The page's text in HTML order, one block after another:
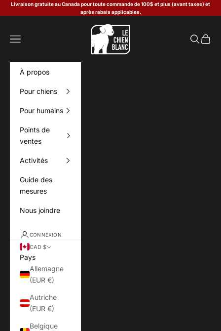
Passer au contenu
Livraison gratuite au Canada pour toute commande de 100$ et plus (avant taxes) et
après rabais applicables.
Le Chien Blanc
Menu Panier
À propos
Pour chiens
Pour humains
Points de
ventes
Activités
Guide des
mesures
Nous joindre
CONNEXION
CAD $
Pays
Allemagne
(EUR €)
Autriche
(EUR €)
Belgique